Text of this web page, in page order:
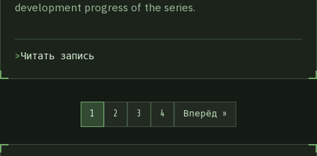
development progress of the series.
Читать запись
1 2 3 4 Вперёд »